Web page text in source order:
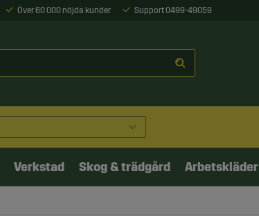
Över 60 000 nöjda kunder Support 0499-49059
Verkstad Skog & trädgård Arbetskläder